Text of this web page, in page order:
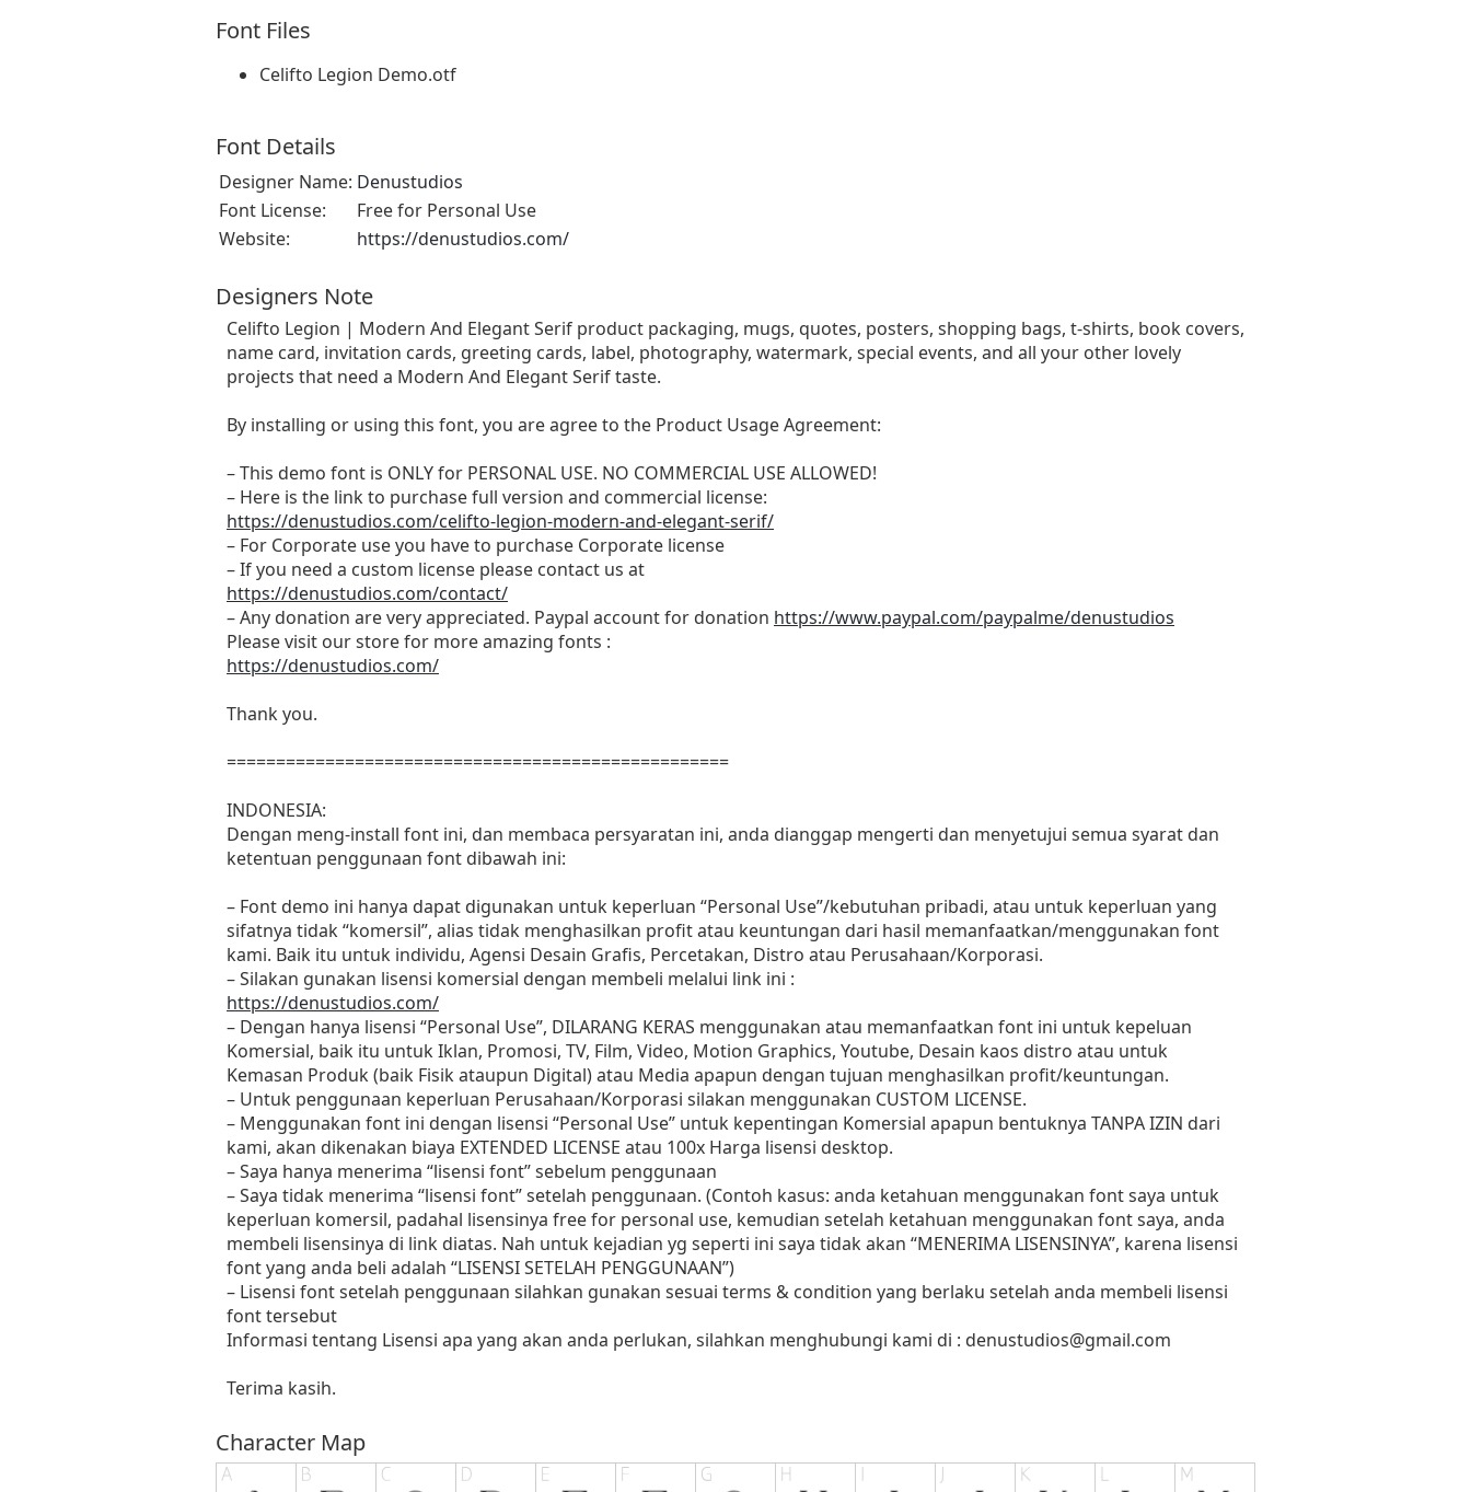
Font Files
Celifto Legion Demo.otf
Font Details
Designer Name: Denustudios
Font License:
Free for Personal Use
Website:
https://denustudios.com/
Designers Note
Celifto Legion | Modern And Elegant Serif product packaging, mugs, quotes, posters, shopping bags, t-shirts, book covers,
name card, invitation cards, greeting cards, label, photography, watermark, special events, and all your other lovely
projects that need a Modern And Elegant Serif taste.
By installing or using this font, you are agree to the Product Usage Agreement:
– This demo font is ONLY for PERSONAL USE. NO COMMERCIAL USE ALLOWED!
– Here is the link to purchase full version and commercial license:
https://denustudios.com/celifto-legion-modern-and-elegant-serif/
– For Corporate use you have to purchase Corporate license
– If you need a custom license please contact us at
https://denustudios.com/contact/
– Any donation are very appreciated. Paypal account for donation https://www.paypal.com/paypalme/denustudios
Please visit our store for more amazing fonts :
https://denustudios.com/
Thank you.
===================================================
INDONESIA:
Dengan meng-install font ini, dan membaca persyaratan ini, anda dianggap mengerti dan menyetujui semua syarat dan
ketentuan penggunaan font dibawah ini:
– Font demo ini hanya dapat digunakan untuk keperluan “Personal Use”/kebutuhan pribadi, atau untuk keperluan yang
sifatnya tidak “komersil”, alias tidak menghasilkan profit atau keuntungan dari hasil memanfaatkan/menggunakan font
kami. Baik itu untuk individu, Agensi Desain Grafis, Percetakan, Distro atau Perusahaan/Korporasi.
– Silakan gunakan lisensi komersial dengan membeli melalui link ini :
https://denustudios.com/
– Dengan hanya lisensi “Personal Use”, DILARANG KERAS menggunakan atau memanfaatkan font ini untuk kepeluan
Komersial, baik itu untuk Iklan, Promosi, TV, Film, Video, Motion Graphics, Youtube, Desain kaos distro atau untuk
Kemasan Produk (baik Fisik ataupun Digital) atau Media apapun dengan tujuan menghasilkan profit/keuntungan.
– Untuk penggunaan keperluan Perusahaan/Korporasi silakan menggunakan CUSTOM LICENSE.
– Menggunakan font ini dengan lisensi “Personal Use” untuk kepentingan Komersial apapun bentuknya TANPA IZIN dari
kami, akan dikenakan biaya EXTENDED LICENSE atau 100x Harga lisensi desktop.
– Saya hanya menerima “lisensi font” sebelum penggunaan
– Saya tidak menerima “lisensi font” setelah penggunaan. (Contoh kasus: anda ketahuan menggunakan font saya untuk
keperluan komersil, padahal lisensinya free for personal use, kemudian setelah ketahuan menggunakan font saya, anda
membeli lisensinya di link diatas. Nah untuk kejadian yg seperti ini saya tidak akan “MENERIMA LISENSINYA”, karena lisensi
font yang anda beli adalah “LISENSI SETELAH PENGGUNAAN”)
– Lisensi font setelah penggunaan silahkan gunakan sesuai terms & condition yang berlaku setelah anda membeli lisensi
font tersebut
Informasi tentang Lisensi apa yang akan anda perlukan, silahkan menghubungi kami di : denustudios@gmail.com
Terima kasih.
Character Map